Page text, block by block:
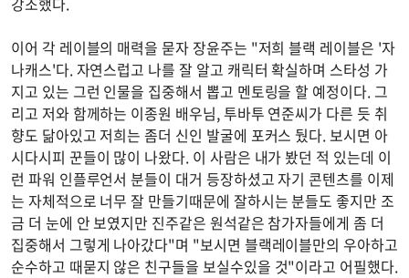
이어 각 레이블의 매력을 묻자 장윤주는 "저희 블랙 레이블은 '자
나캐스'다. 자연스럽고 나를 잘 알고 캐릭터 확실하며 스타성 가
지고 있는 그런 인물을 집중해서 뽑고 멘토링을 할 예정이다. 그
리고 저와 함께하는 이종원 배우님, 투바투 연준씨가 다른 듯 취
향도 닮아있고 저희는 좀더 신인 발굴에 포커스 뒀다. 보시면 아
시다시피 꾼들이 많이 나왔다. 이 사람은 내가 봤던 적 있는데 이
런 파워 인플루언서 분들이 대거 등장하셨고 자기 콘텐츠를 이제
는 자체적으로 너무 잘 만들기때문에 잘하시는 분들도 좋지만 조
금 더 눈에 안 보였지만 진주같은 원석같은 참가자들에게 좀 더
집중해서 그렇게 나아갔다"며 "보시면 블랙레이블만의 우아하고
순수하고 때묻지 않은 친구들을 보실수있을 것"이라고 어필했다.